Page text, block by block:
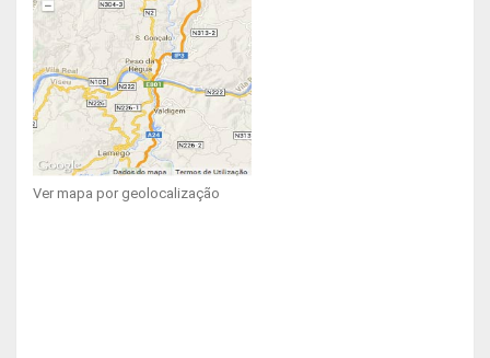
Ver mapa por geolocalização